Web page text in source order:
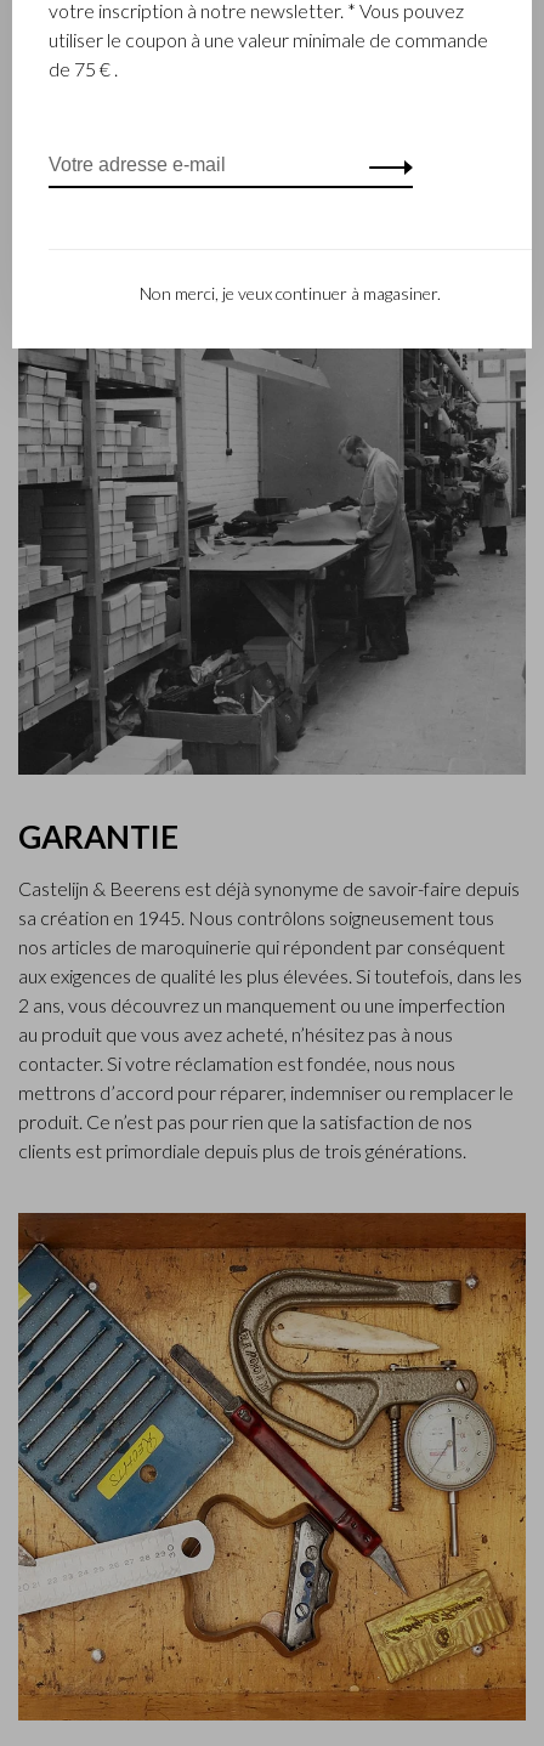
ensemble des produits de maroquinerie. Depuis, la 3e
génération – Babette et Martijn Beerens – ont repris les
d’ailleurs dans la collection du label contemporain RENEE qui
GARANTIE
Castelijn & Beerens est déjà synonyme de savoir-faire depuis
sa création en 1945. Nous contrôlons soigneusement tous
nos articles de maroquinerie qui répondent par conséquent
aux exigences de qualité les plus élevées. Si toutefois, dans les
2 ans, vous découvrez un manquement ou une imperfection
au produit que vous avez acheté, n’hésitez pas à nous
contacter. Si votre réclamation est fondée, nous nous
mettrons d’accord pour réparer, indemniser ou remplacer le
produit. Ce n’est pas pour rien que la satisfaction de nos
clients est primordiale depuis plus de trois générations.
votre inscription à notre newsletter. * Vous pouvez
utiliser le coupon à une valeur minimale de commande
de 75 € .
Non merci, je veux continuer à magasiner.